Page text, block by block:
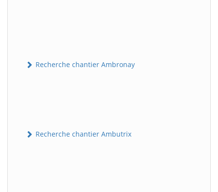
Recherche chantier Ambronay
Recherche chantier Ambutrix